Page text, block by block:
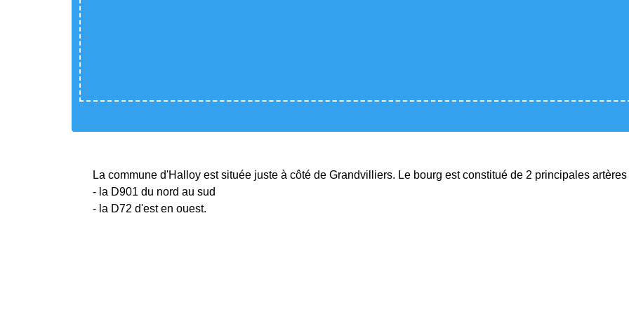
La commune d'Halloy est située juste à côté de Grandvilliers. Le bourg est constitué de 2 principales artères
- la D901 du nord au sud
- la D72 d'est en ouest.